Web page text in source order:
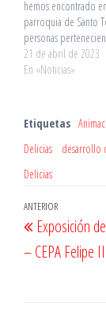
hemos encontrado
parroquia de Santo
personas
diversas entidades
sesiones de español
entre todas suman
grupos…
21 de abril de 2023
En «Noticias»
Etiquetas
Delicias
desarrollo
Delicias
de
entradas
Entrada
anterior
ANTERIOR
Exposición
– CEPA Felipe II